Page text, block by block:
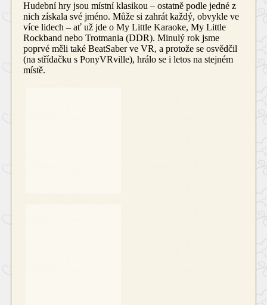
Hudební hry jsou místní klasikou – ostatně podle jedné z
nich získala své jméno. Může si zahrát každý, obvykle ve
více lidech – ať už jde o My Little Karaoke, My Little
Rockband nebo Trotmania (DDR). Minulý rok jsme
poprvé měli také BeatSaber ve VR, a protože se osvědčil
(na střídačku s PonyVRville), hrálo se i letos na stejném
místě.